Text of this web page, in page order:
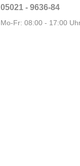
05021 - 9636-84
Mo-Fr: 08:00 - 17:00